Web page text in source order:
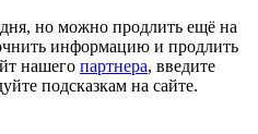
но можно продлить ещё на
информацию и продлить
нашего партнера, введите
подсказкам на сайте.